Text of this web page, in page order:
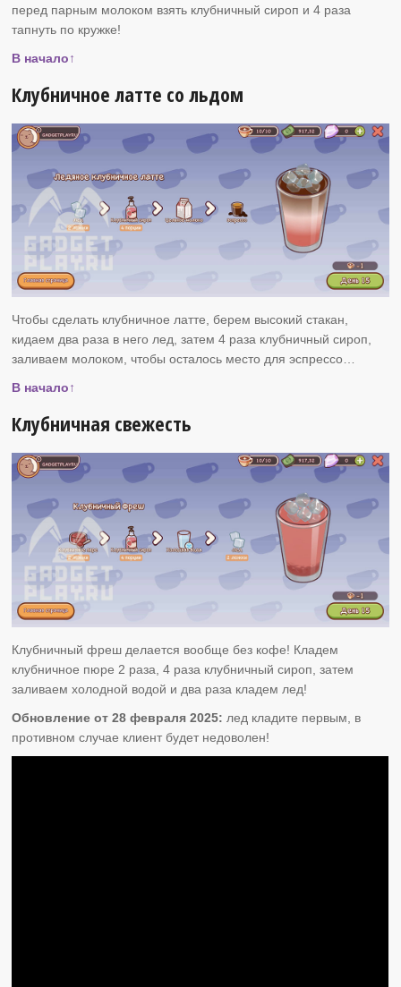
перед парным молоком взять клубничный сироп и 4 раза
тапнуть по кружке!
В начало↑
Клубничное латте со льдом
Чтобы сделать клубничное латте, берем высокий стакан,
кидаем два раза в него лед, затем 4 раза клубничный сироп,
заливаем молоком, чтобы осталось место для эспрессо…
В начало↑
Клубничная свежесть
Клубничный фреш делается вообще без кофе! Кладем
клубничное пюре 2 раза, 4 раза клубничный сироп, затем
заливаем холодной водой и два раза кладем лед!
Обновление от 28 февраля 2025: лед кладите первым, в
противном случае клиент будет недоволен!